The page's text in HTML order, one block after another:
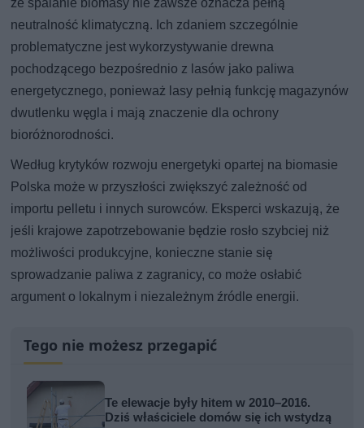
neutralność klimatyczną. Ich zdaniem szczególnie
problematyczne jest wykorzystywanie drewna
pochodzącego bezpośrednio z lasów jako paliwa
energetycznego, ponieważ lasy pełnią funkcję magazynów
dwutlenku węgla i mają znaczenie dla ochrony
bioróżnorodności.
Według krytyków rozwoju energetyki opartej na biomasie
Polska może w przyszłości zwiększyć zależność od
importu pelletu i innych surowców. Eksperci wskazują, że
jeśli krajowe zapotrzebowanie będzie rosło szybciej niż
możliwości produkcyjne, konieczne stanie się
sprowadzanie paliwa z zagranicy, co może osłabić
argument o lokalnym i niezależnym źródle energii.
Tego nie możesz przegapić
Te elewacje były hitem w 2010–2016.
Dziś właściciele domów się ich wstydzą